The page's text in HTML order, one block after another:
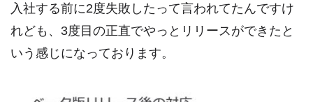
入社する前に2度失敗したって言われてたんですけ
れども、3度目の正直でやっとリリースができたと
いう感じになっております。